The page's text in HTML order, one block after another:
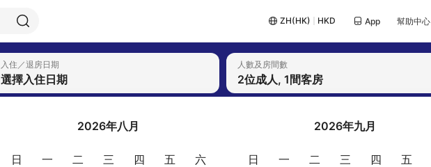
ZH(HK) HKD App 幫助中心
入住／退房日期
選擇入住日期
2026年八月
日 一 二 三 四 五
六
2026年九月
日 一 二 三 四 五
人數及房間數
2位成人, 1間客房